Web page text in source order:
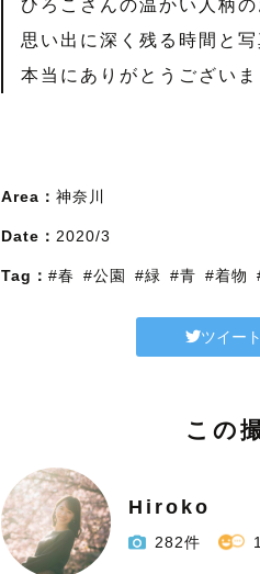
ひろこさんの温かい人柄の
思い出に深く残る時間と写
本当にありがとうござい
Area： 神奈川
Date： 2020/3
Tag： #春 #公園 #緑 #青 #着物
ツイート
この
Hiroko
282件